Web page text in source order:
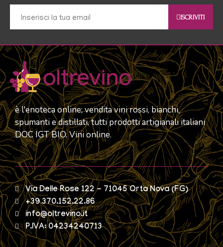
ISCRIVITI
è l'enoteca online; vendita vini rossi, bianchi,
spumanti e distillati, tutti prodotti artigianali italiani
DOC IGT BIO. Vini online.
Via Delle Rose 122 - 71045 Orta Nova (FG)
+39 370.152.22.86
info@oltrevino.it
P.IVA: 04234240713